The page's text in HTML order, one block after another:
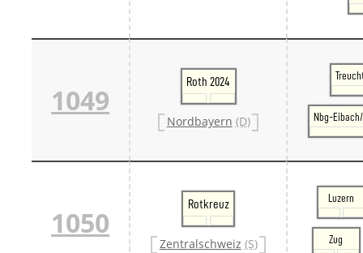
1049
Roth 2024
Nordbayern (D) Nbg-
1050
Rotkreuz
Zentralschweiz (S)
Luzern
Zug